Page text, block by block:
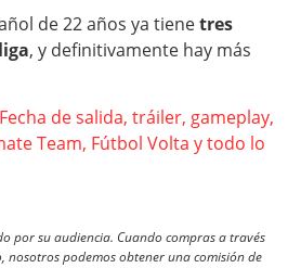
de 22 años ya tienetres
, y definitivamente hay más
Fecha de salida, tráiler, gameplay,
Team, Fútbol Volta y todo lo
por su audiencia. Cuando compras a través
nosotros podemos obtener una comisión de